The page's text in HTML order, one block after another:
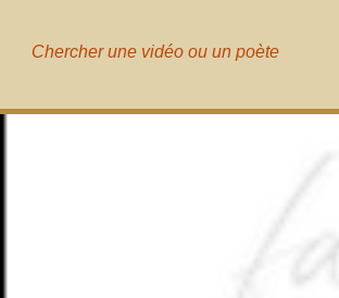
Chercher une vidéo ou un poète